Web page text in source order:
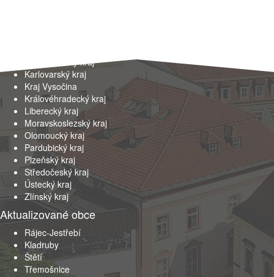
Jihomoravský kraj
Karlovarský kraj
Kraj Vysočina
Královéhradecký kraj
Liberecký kraj
Moravskoslezský kraj
Olomoucký kraj
Pardubický kraj
Plzeňský kraj
Středočeský kraj
Ústecký kraj
Zlínský kraj
Aktualizované obce
Rájec-Jestřebí
Kladruby
Štětí
Třemošnice